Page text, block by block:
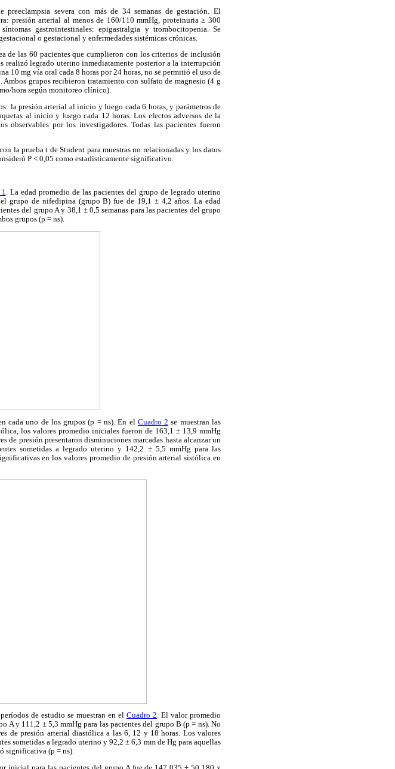
preeclampsia severa con más de 34 semanas de gestación. El
presión arterial al menos de 160/110 mmHg, proteinuria ≥ 300
gastrointestinales: epigastralgia y trombocitopenia. Se
o gestacional y enfermedades sistémicas crónicas.
de las 60 pacientes que cumplieron con los criterios de inclusión
realizó legrado uterino inmediatamente posterior a la interrupción
10 mg vía oral cada 8 horas por 24 horas, no se permitió el uso de
grupos recibieron tratamiento con sulfato de magnesio (4 g
hora según monitoreo clínico).
la presión arterial al inicio y luego cada 6 horas, y parámetros de
al inicio y luego cada 12 horas. Los efectos adversos de la
observables por los investigadores. Todas las pacientes fueron
la prueba t de Student para muestras no relacionadas y los datos
P < 0,05 como estadísticamente significativo.
. La edad promedio de las pacientes del grupo de legrado uterino
grupo de nifedipina (grupo B) fue de 19,1 ± 4,2 años. La edad
del grupo A y 38,1 ± 0,5 semanas para las pacientes del grupo
grupos (p = ns).
cada uno de los grupos (p = ns). En el Cuadro 2 se muestran las
los valores promedio iniciales fueron de 163,1 ± 13,9 mmHg
de presión presentaron disminuciones marcadas hasta alcanzar un
sometidas a legrado uterino y 142,2 ± 5,5 mmHg para las
en los valores promedio de presión arterial sistólica en
de estudio se muestran en el Cuadro 2. El valor promedio
A y 111,2 ± 5,3 mmHg para las pacientes del grupo B (p = ns). No
de presión arterial diastólica a las 6, 12 y 18 horas. Los valores
sometidas a legrado uterino y 92,2 ± 6,3 mm de Hg para aquellas
significativa (p = ns).